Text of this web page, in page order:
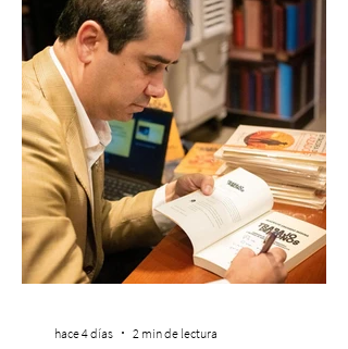
selección anual de la publicación que
destaca a los artistas menores de 21 años
más influyentes de la industria musical.
Este reconocimiento reaf
hace 4 días 2 min de lectura